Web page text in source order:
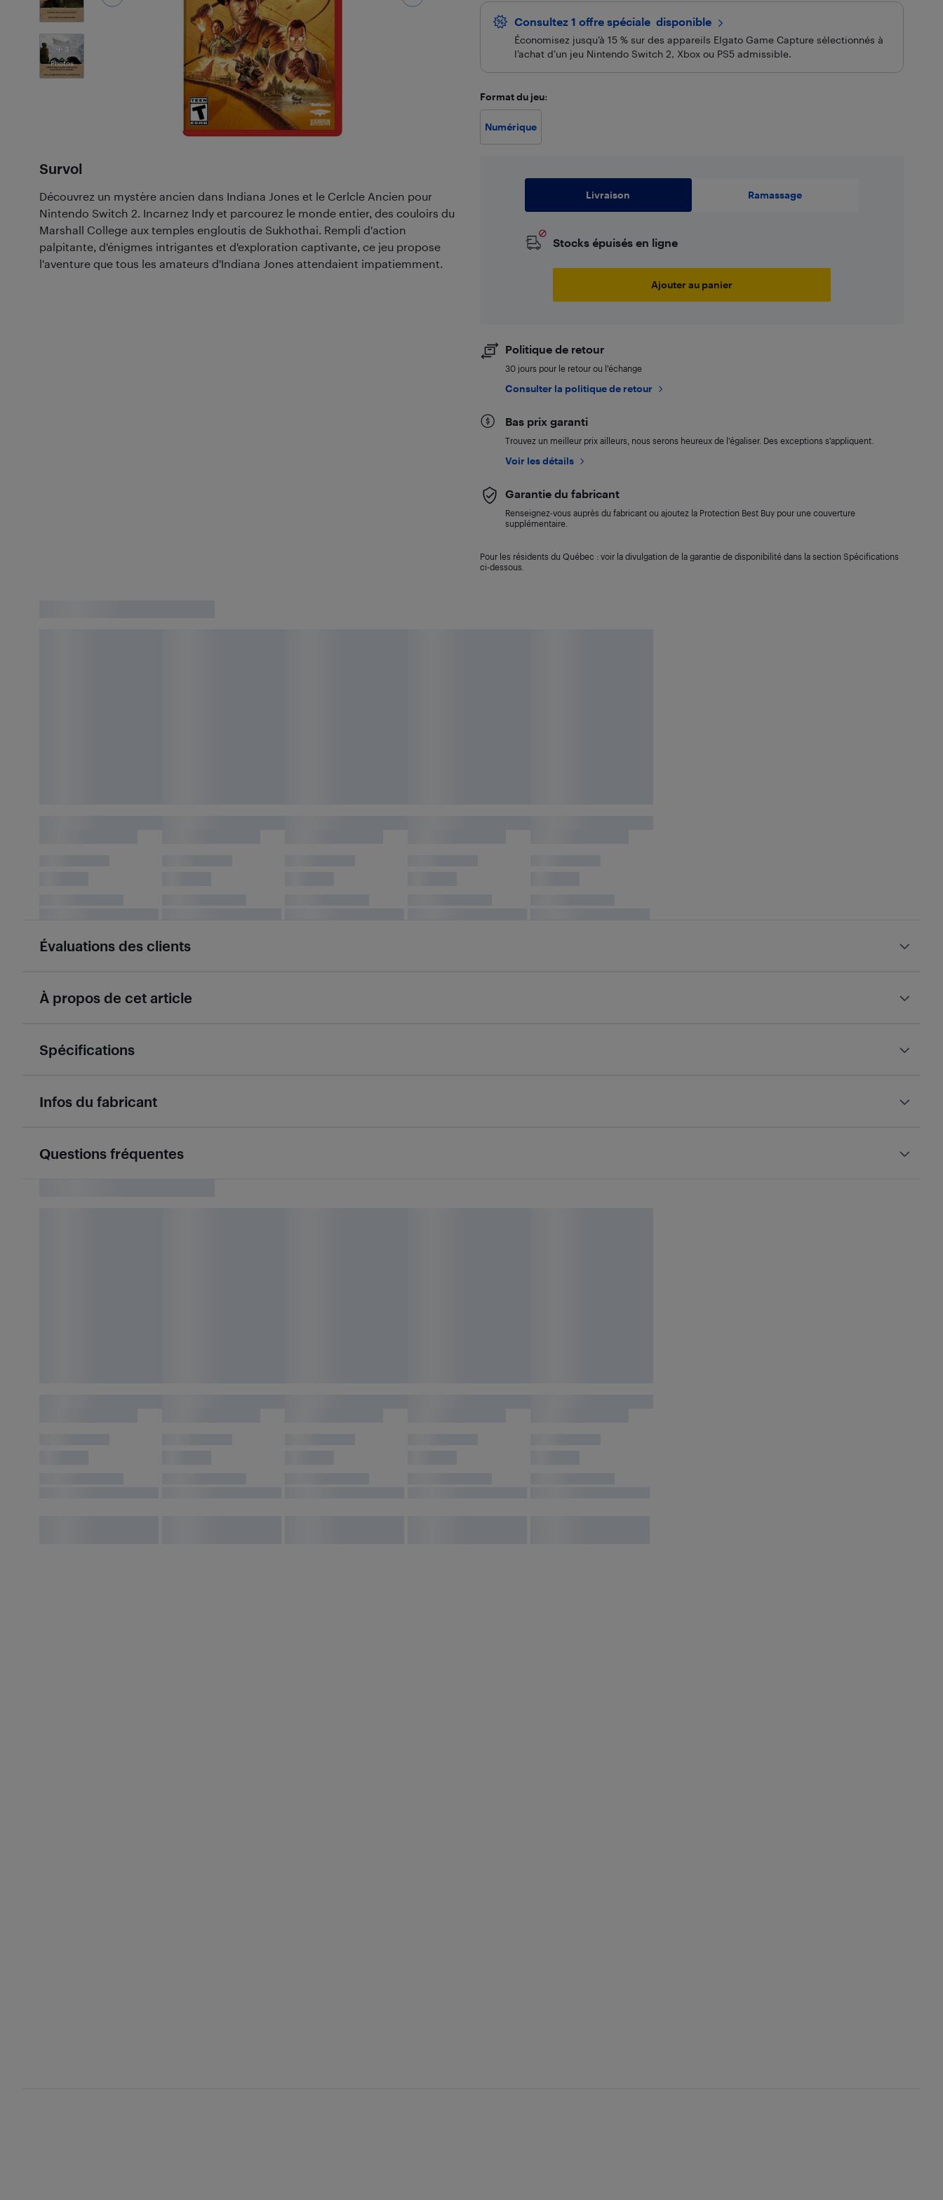
3
Photos
Survol
Découvrez un mystère ancien dans Indiana Jones et le Cerlcle Ancien pour
Nintendo Switch 2. Incarnez Indy et parcourez le monde entier, des couloirs du
Marshall College aux temples engloutis de Sukhothai. Rempli d'action
palpitante, d'énigmes intrigantes et d'exploration captivante, ce jeu propose
l'aventure que tous les amateurs d'Indiana Jones attendaient impatiemment.
Consultez 1 offre spéciale disponible
Économisez jusqu’à 15 % sur des appareils Elgato Game Capture sélectionnés à
l’achat d’un jeu Nintendo Switch 2, Xbox ou PS5 admissible.
Format du jeu:
Numérique
Livraison Ramassage
Stocks épuisés en ligne
Ajouter au panier
Politique de retour
30 jours pour le retour ou l’échange
Consulter la politique de retour
Bas prix garanti
Trouvez un meilleur prix ailleurs, nous serons heureux de l’égaliser. Des exceptions s’appliquent.
Voir les détails
Garantie du fabricant
Renseignez-vous auprès du fabricant ou ajoutez la Protection Best Buy pour une couverture
supplémentaire.
Pour les résidents du Québec : voir la divulgation de la garantie de disponibilité dans la section Spécifications
ci-dessous.
Évaluations des clients
À propos de cet article
Spécifications
Infos du fabricant
Questions fréquentes